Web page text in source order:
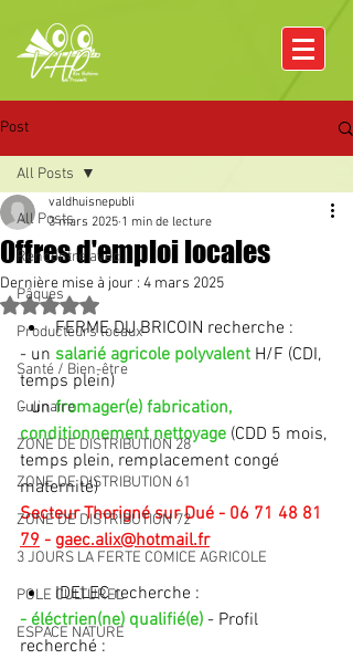
Post
All Posts
Rencontre avec
Pâques
Producteurs locaux
Santé / Bien-être
Culinaire
ZONE DE DISTRIBUTION 28
ZONE DE DISTRIBUTION 61
ZONE DE DISTRIBUTION 72
3 JOURS LA FERTE COMICE AGRICOLE
POLE CULTUREL
ESPACE NATURE
All Posts
Offres d'emploi locales
valdhuisnepubli
3 mars 2025 1 min de lecture
Dernière mise à jour : 4 mars 2025
Noté NaN étoiles sur 5.
FERME DU BRICOIN recherche :
- un salarié agricole polyvalent H/F (CDI,
temps plein)
- un fromager(e) fabrication,
conditionnement nettoyage (CDD 5 mois,
temps plein, remplacement congé
maternité)
Secteur Thorigné sur Dué - 06 71 48 81
79 - gaec.alix@hotmail.fr
IDELEC recherche :
- éléctrien(ne) qualifié(e) - Profil
recherché :